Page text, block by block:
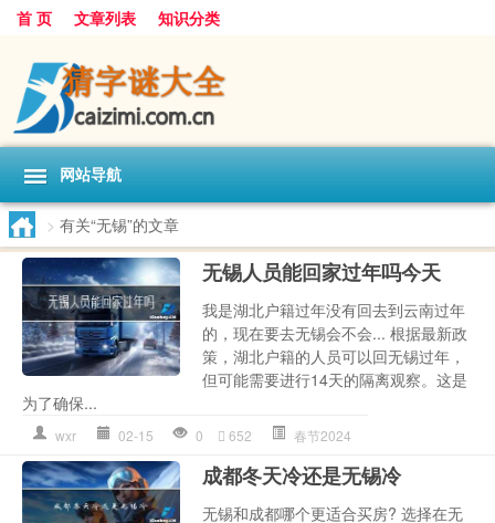
首 页 文章列表 知识分类
网站导航
> 有关“无锡”的文章
无锡人员能回家过年吗今天
我是湖北户籍过年没有回去到云南过年
的，现在要去无锡会不会... 根据最新政
策，湖北户籍的人员可以回无锡过年，
但可能需要进行14天的隔离观察。这是
为了确保...
wxr 02-15 0 652 春节2024
成都冬天冷还是无锡冷
无锡和成都哪个更适合买房? 选择在无